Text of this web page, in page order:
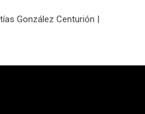
González Centurión |